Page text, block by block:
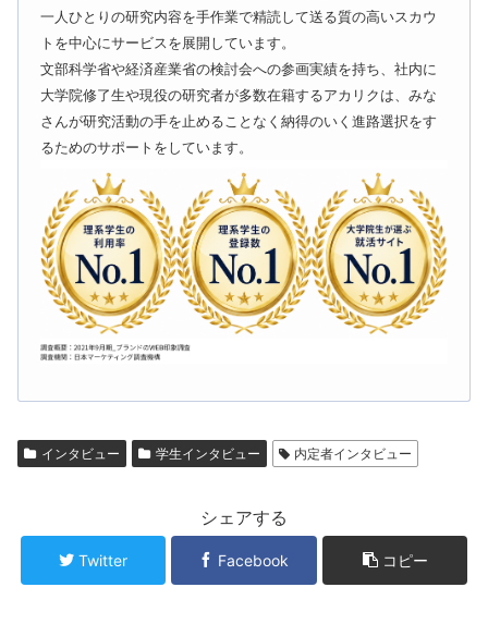
一人ひとりの研究内容を手作業で精読して送る質の高いスカウ
トを中心にサービスを展開しています。
文部科学省や経済産業省の検討会への参画実績を持ち、社内に
大学院修了生や現役の研究者が多数在籍するアカリクは、みな
さんが研究活動の手を止めることなく納得のいく進路選択をす
るためのサポートをしています。
インタビュー 学生インタビュー 内定者インタビュー
シェアする
Twitter Facebook コピー